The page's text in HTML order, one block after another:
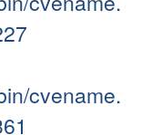
cvename.